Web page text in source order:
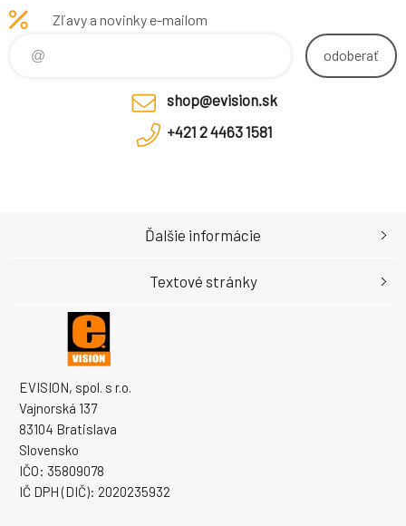
poskytujú komplexné zvýšenie
Zľavy a novinky e-mailom
odoberať
shop@evision.sk
+421 2 4463 1581
EVISION, spol. s r.o.
Vajnorská 137
83104 Bratislava
Slovensko
IČO: 35809078
IČ DPH (DIČ): 2020235932
Ďalšie informácie
Textové stránky